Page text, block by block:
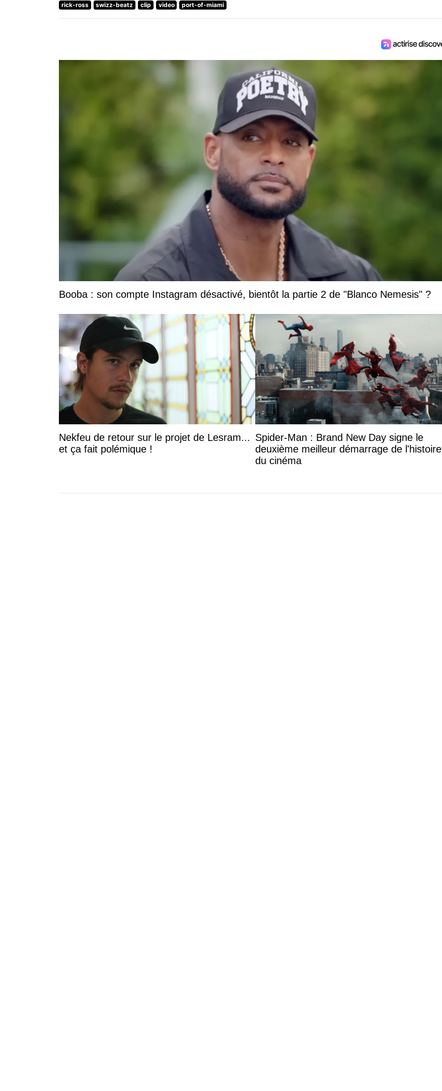
rick-ross swizz-beatz clip video port-of-miami
Booba : son compte Instagram désactivé, bientôt la partie 2 de "Blanco Nemesis" ?
Nekfeu de retour sur le projet de Lesram...
et ça fait polémique !
Spider-Man : Brand New Day signe le
deuxième meilleur démarrage de l'histoire
du cinéma